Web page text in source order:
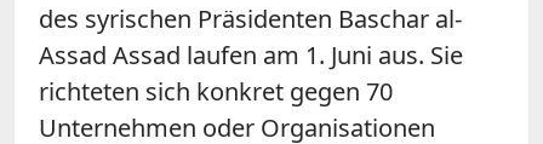
des syrischen Präsidenten Baschar al-
Assad Assad laufen am 1. Juni aus. Sie
richteten sich konkret gegen 70
Unternehmen oder Organisationen